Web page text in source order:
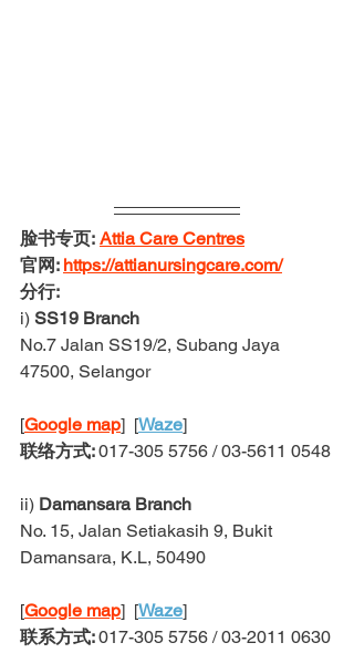
脸书专页: Attia Care Centres
官网: https://attianursingcare.com/
分行:
i) SS19 Branch
No.7 Jalan SS19/2, Subang Jaya
47500, Selangor
[Google map]  [Waze]
联络方式: 017-305 5756 / 03-5611 0548
ii) Damansara Branch
No. 15, Jalan Setiakasih 9, Bukit
Damansara, K.L, 50490
[Google map]  [Waze]
联系方式: 017-305 5756 / 03-2011 0630